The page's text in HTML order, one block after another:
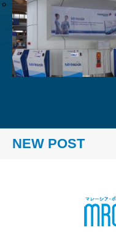
NEW POST
2026」で2冠達成
修が取材紹介されました
リゾート 休業のお知ら
（2025年10月1日～）の